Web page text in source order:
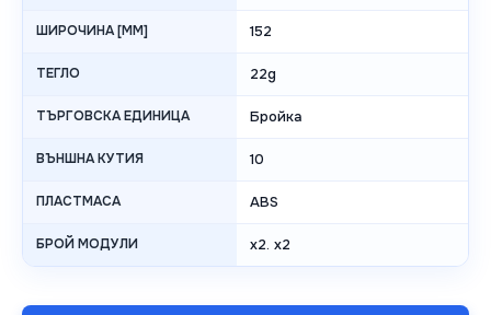
ШИРОЧИНА [MM] 152
ТЕГЛО 22g
ТЪРГОВСКА ЕДИНИЦА Бройка
ВЪНШНА КУТИЯ 10
ПЛАСТМАСА ABS
БРОЙ МОДУЛИ x2. x2